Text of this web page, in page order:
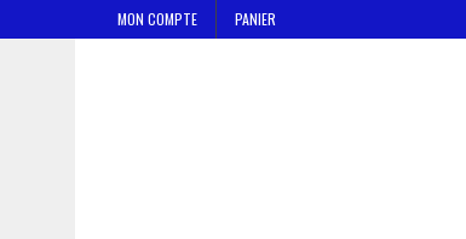
MON COMPTE PANIER